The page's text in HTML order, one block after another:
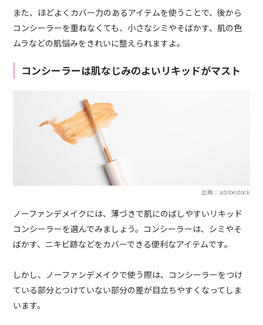
また、ほどよくカバー力のあるアイテムを使うことで、後から
コンシーラーを重ねなくても、小さなシミやそばかす、肌の色
ムラなどの肌悩みをきれいに整えられますよ。
コンシーラーは肌なじみのよいリキッドがマスト
出典：adobestock
ノーファンデメイクには、薄づきで肌にのばしやすいリキッド
コンシーラーを選んでみましょう。コンシーラーは、シミやそ
ばかす、ニキビ跡などをカバーできる便利なアイテムです。
しかし、ノーファンデメイクで使う際は、コンシーラーをつけ
ている部分とつけていない部分の差が目立ちやすくなってしま
います。